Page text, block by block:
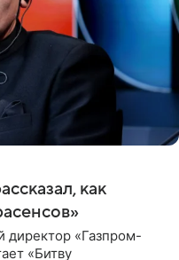
как
директор «Газпром-
«Битву